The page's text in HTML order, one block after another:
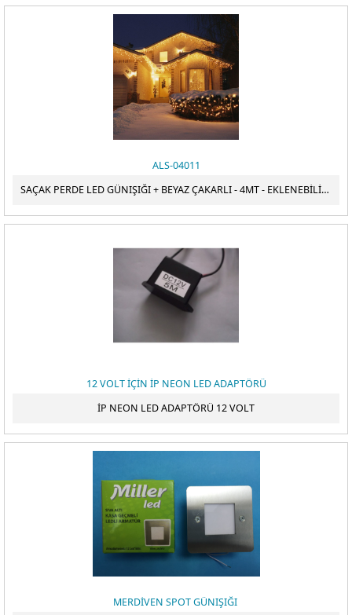
ALS-04011
SAÇAK PERDE LED GÜNIŞIĞI + BEYAZ ÇAKARLI - 4MT - EKLENEBİLİR - ANIMASYONLU
12 VOLT İÇİN İP NEON LED ADAPTÖRÜ
İP NEON LED ADAPTÖRÜ 12 VOLT
MERDİVEN SPOT GÜNIŞIĞI